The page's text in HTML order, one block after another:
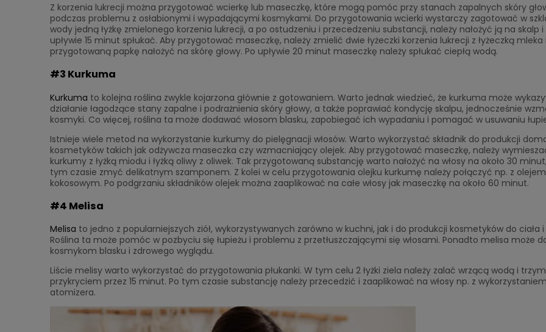
Z korzenia lukrecji można przygotować wcierkę lub maseczkę, które mogą pomóc przy stanach zapalnych skóry
podczas problemu z osłabionymi i wypadającymi kosmykami. Do przygotowania wcierki wystarczy zagotować w
wody jedną łyżkę zmielonego korzenia lukrecji, a po ostudzeniu i przecedzeniu substancji, należy nałożyć ją na skalp i
upływie 15 minut spłukać. Aby przygotować maseczkę, należy zmielić dwie łyżeczki korzenia lukrecji z łyżeczką mleka
przygotowaną papkę nałożyć na skórę głowy. Po upływie 20 minut maseczkę należy spłukać ciepłą wodą.
#3 Kurkuma
Kurkuma to kolejna roślina zwykle kojarzona głównie z gotowaniem. Warto jednak wiedzieć, że kurkuma może
działanie łagodzące stany zapalne i podrażnienia skóry głowy, a także poprawiać kondycję skalpu, jednocześnie
kosmyki. Co więcej, roślina ta może dodawać włosom blasku, zapobiegać ich wypadaniu i pomagać w usuwaniu
Istnieje wiele metod na wykorzystanie kurkumy do pielęgnacji włosów. Warto wykorzystać składnik do produkcji
kosmetyków takich jak odżywcza maseczka czy wzmacniający olejek. Aby przygotować maseczkę, należy
kurkumy z łyżką miodu i łyżką oliwy z oliwek. Tak przygotowaną substancję warto nałożyć na włosy na około 30
tym czasie zmyć delikatnym szamponem. Z kolei w celu przygotowania olejku kurkumę należy połączyć np. z olejem
kokosowym. Po podgrzaniu składników olejek można zaaplikować na całe włosy jak maseczkę na około 60 minut.
#4 Melisa
Melisa to jedno z popularniejszych ziół, wykorzystywanych zarówno w kuchni, jak i do produkcji kosmetyków do ciała i
Roślina ta może pomóc w pozbyciu się łupieżu i problemu z przetłuszczającymi się włosami. Ponadto melisa może
kosmykom blasku i zdrowego wyglądu.
Liście melisy warto wykorzystać do przygotowania płukanki. W tym celu 2 łyżki ziela należy zalać wrzącą wodą i
przykryciem przez 15 minut. Po tym czasie substancję należy przecedzić i zaaplikować na włosy np. z wykorzystaniem
atomizera.